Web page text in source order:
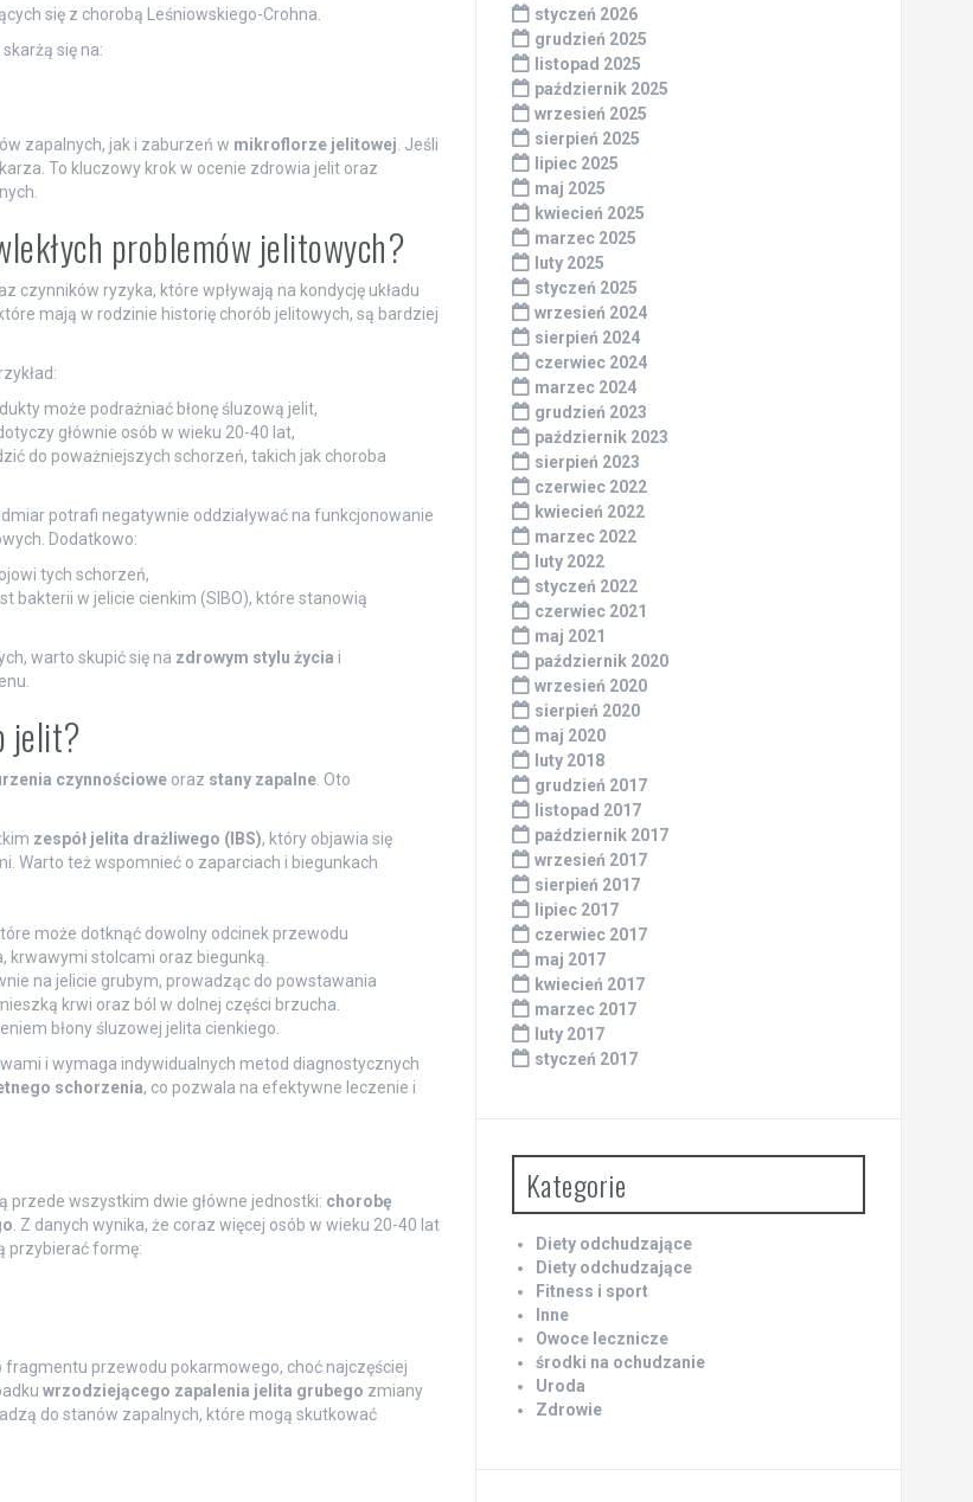
się z chorobą Leśniowskiego-Crohna.
się na:
zapalnych, jak i zaburzeń w mikroflorze jelitowej. Jeśli
To kluczowy krok w ocenie zdrowia jelit oraz
problemów jelitowych?
czynników ryzyka, które wpływają na kondycję układu
mają w rodzinie historię chorób jelitowych, są bardziej
może podrażniać błonę śluzową jelit,
głównie osób w wieku 20-40 lat,
do poważniejszych schorzeń, takich jak choroba
potrafi negatywnie oddziaływać na funkcjonowanie
Dodatkowo:
tych schorzeń,
bakterii w jelicie cienkim (SIBO), które stanowią
warto skupić się na zdrowym stylu życia i
jelit?
czynnościoweoraz stany zapalne. Oto
zespół jelita drażliwego (IBS), który objawia się
Warto też wspomnieć o zaparciach i biegunkach
może dotknąć dowolny odcinek przewodu
krwawymi stolcami oraz biegunką.
na jelicie grubym, prowadząc do powstawania
krwi oraz ból w dolnej części brzucha.
błony śluzowej jelita cienkiego.
i wymaga indywidualnych metod diagnostycznych
schorzenia, co pozwala na efektywne leczenie i
przede wszystkim dwie główne jednostki: chorobę
. Z danych wynika, że coraz więcej osób w wieku 20-40 lat
przybierać formę:
przewodu pokarmowego, choć najczęściej
wrzodziejącego zapalenia jelita grubego zmiany
do stanów zapalnych, które mogą skutkować
styczeń 2026
grudzień 2025
listopad 2025
październik 2025
wrzesień 2025
sierpień 2025
lipiec 2025
maj 2025
kwiecień 2025
marzec 2025
luty 2025
styczeń 2025
wrzesień 2024
sierpień 2024
czerwiec 2024
marzec 2024
grudzień 2023
październik 2023
sierpień 2023
czerwiec 2022
kwiecień 2022
marzec 2022
luty 2022
styczeń 2022
czerwiec 2021
maj 2021
październik 2020
wrzesień 2020
sierpień 2020
maj 2020
luty 2018
grudzień 2017
listopad 2017
październik 2017
wrzesień 2017
sierpień 2017
lipiec 2017
czerwiec 2017
maj 2017
kwiecień 2017
marzec 2017
luty 2017
styczeń 2017
Kategorie
Diety odchudzające
Diety odchudzające
Fitness i sport
Inne
Owoce lecznicze
środki na ochudzanie
Uroda
Zdrowie